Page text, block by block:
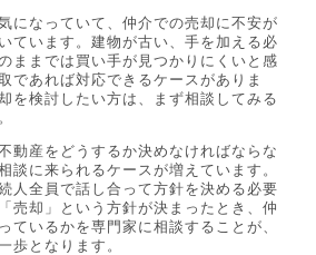
になっていて、仲介での売却に不安が
ています。建物が古い、手を加える必
ままでは買い手が見つかりにくいと感
であれば対応できるケースがありま
を検討したい方は、まず相談してみる
動産をどうするか決めなければならな
談に来られるケースが増えています。
人全員で話し合って方針を決める必要
売却」という方針が決まったとき、仲
ているかを専門家に相談することが、
歩となります。